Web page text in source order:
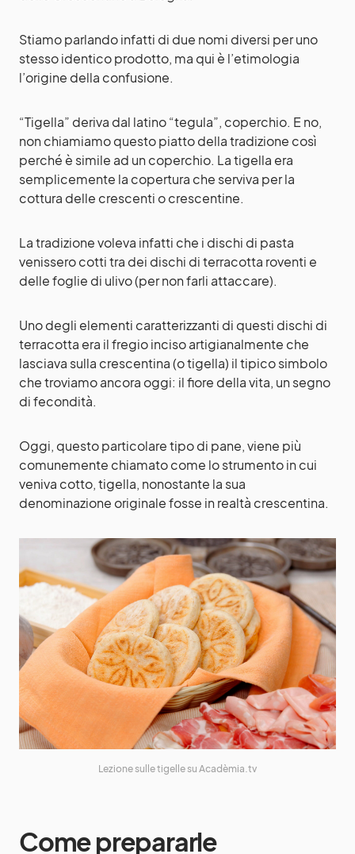
Stiamo parlando infatti di due nomi diversi per uno
stesso identico prodotto, ma qui è l’etimologia
l’origine della confusione.
“Tigella” deriva dal latino “tegula”, coperchio. E no,
non chiamiamo questo piatto della tradizione così
perché è simile ad un coperchio. La tigella era
semplicemente la copertura che serviva per la
cottura delle crescenti o crescentine.
La tradizione voleva infatti che i dischi di pasta
venissero cotti tra dei dischi di terracotta roventi e
delle foglie di ulivo (per non farli attaccare).
Uno degli elementi caratterizzanti di questi dischi di
terracotta era il fregio inciso artigianalmente che
lasciava sulla crescentina (o tigella) il tipico simbolo
che troviamo ancora oggi: il fiore della vita, un segno
di fecondità.
Oggi, questo particolare tipo di pane, viene più
comunemente chiamato come lo strumento in cui
veniva cotto, tigella, nonostante la sua
denominazione originale fosse in realtà crescentina.
Lezione sulle tigelle su Acadèmia.tv
Come prepararle